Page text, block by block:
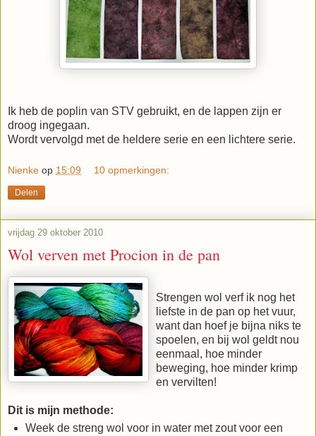
Ik heb de poplin van STV gebruikt, en de lappen zijn er
droog ingegaan.
Wordt vervolgd met de heldere serie en een lichtere serie.
Nienke op 15:09 10 opmerkingen:
Delen
vrijdag 29 oktober 2010
Wol verven met Procion in de pan
Strengen wol verf ik nog het
liefste in de pan op het vuur,
want dan hoef je bijna niks te
spoelen, en bij wol geldt nou
eenmaal, hoe minder
beweging, hoe minder krimp
en vervilten!
Dit is mijn methode:
Week de streng wol voor in water met zout voor een